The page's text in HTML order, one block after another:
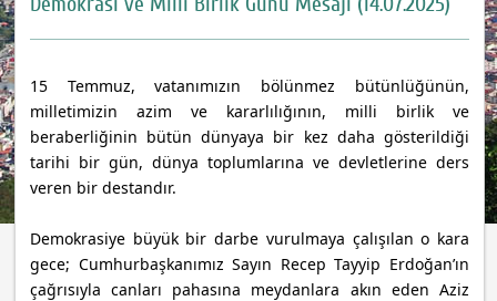
15 Temmuz, vatanımızın bölünmez bütünlüğünün,
milletimizin azim ve kararlılığının, milli birlik ve
beraberliğinin bütün dünyaya bir kez daha gösterildiği
tarihi bir gün, dünya toplumlarına ve devletlerine ders
veren bir destandır.
Demokrasiye büyük bir darbe vurulmaya çalışılan o kara
gece; Cumhurbaşkanımız Sayın Recep Tayyip Erdoğan’ın
çağrısıyla canları pahasına meydanlara akın eden Aziz